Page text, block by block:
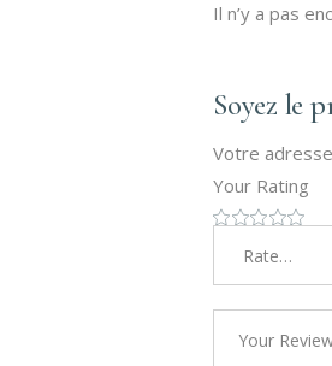
Il n’y a pas
Soyez le
Votre
Your Rating